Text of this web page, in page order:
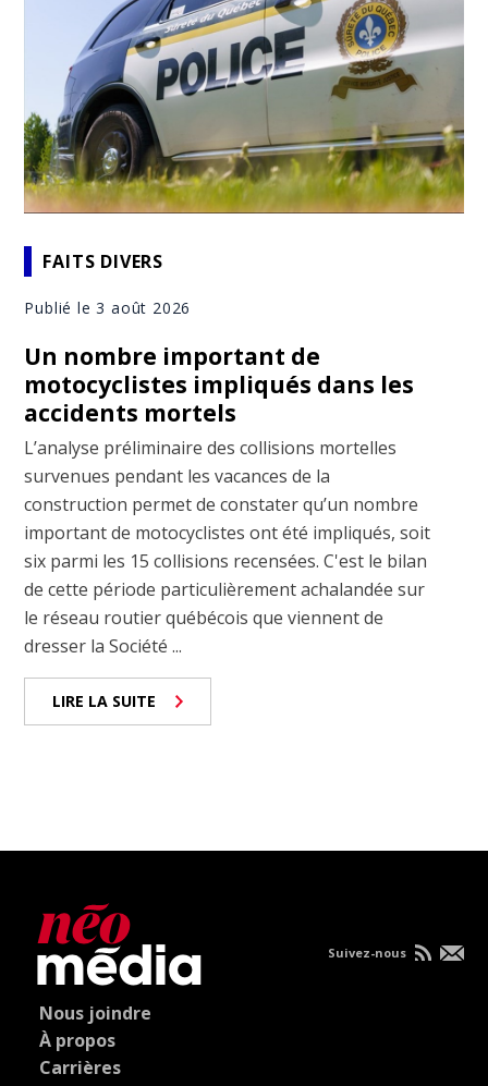
FAITS DIVERS
Publié le 3 août 2026
Un nombre important de
motocyclistes impliqués dans les
accidents mortels
L’analyse préliminaire des collisions mortelles
survenues pendant les vacances de la
construction permet de constater qu’un nombre
important de motocyclistes ont été impliqués, soit
six parmi les 15 collisions recensées. C'est le bilan
de cette période particulièrement achalandée sur
le réseau routier québécois que viennent de
dresser la Société ...
LIRE LA SUITE
Nous joindre
À propos
Carrières
Suivez-nous